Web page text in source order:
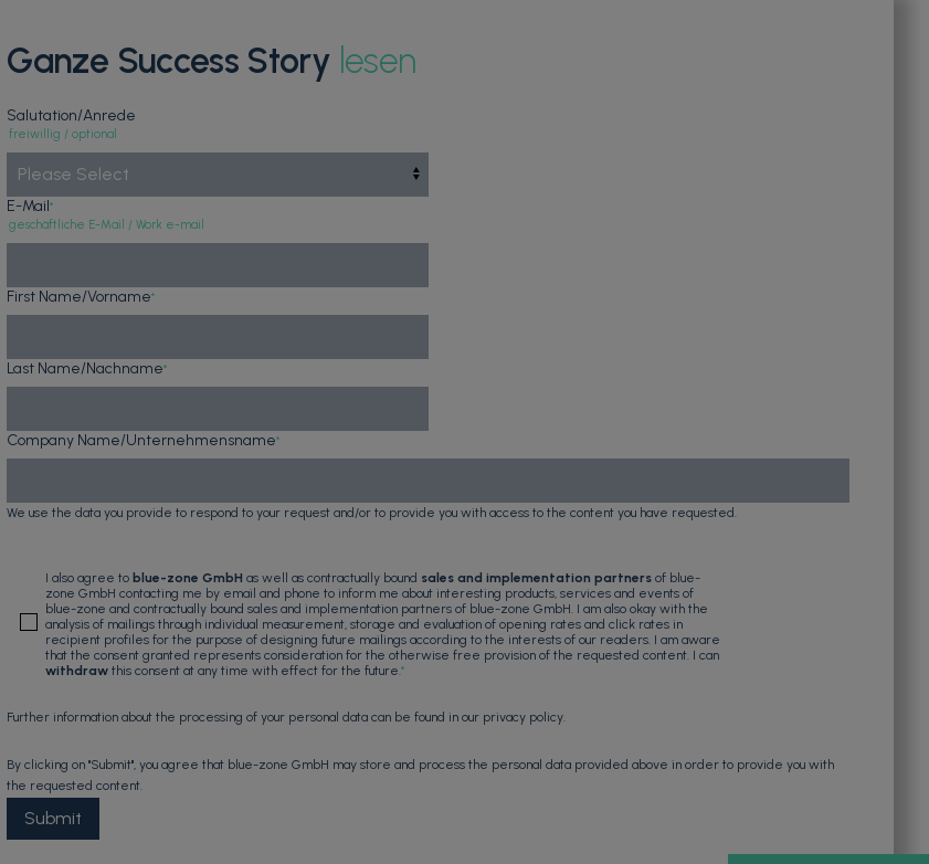
Ganze Success Story lesen
Salutation/Anrede
freiwillig / optional
E-Mail*
geschäftliche E-Mail / Work e-mail
First Name/Vorname*
Last Name/Nachname*
Company Name/Unternehmensname*
We use the data you provide to respond to your request and/or to provide you with access to the content you have requested.
I also agree toblue-zone GmbH as well as contractually bound sales and implementation partners of blue-
zone GmbH contacting me by email and phone to inform me about interesting products, services and events of
blue-zone and contractually bound sales and implementation partners of blue-zone GmbH. I am also okay with the
analysis of mailings through individual measurement, storage and evaluation of opening rates and click rates in
recipient profiles for the purpose of designing future mailings according to the interests of our readers. I am aware
that the consent granted represents consideration for the otherwise free provision of the requested content. I can
withdraw this consent at any time with effect for the future.*
Further information about the processing of your personal data can be found in our privacy policy
By clicking on "Submit", you agree that blue-zone GmbH may store and process the personal data provided above in order to provide you with
the requested content.